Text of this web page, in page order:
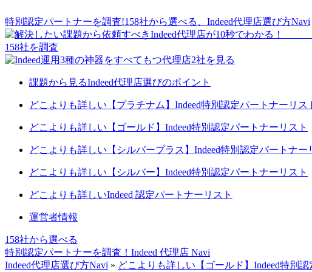
特別認定パートナーを調査!158社から選べる、 Indeed代理店選び方Navi
158社を調査
課題から見るIndeed代理店選びのポイント
どこよりも詳しい【プラチナム】Indeed特別認定パートナーリス
どこよりも詳しい【ゴールド】Indeed特別認定パートナーリスト
どこよりも詳しい【シルバープラス】Indeed特別認定パートナー
どこよりも詳しい【シルバー】Indeed特別認定パートナーリスト
どこよりも詳しいIndeed 認定パートナーリスト
運営者情報
158社から選べる
特別認定パートナーを調査！ Indeed 代理店 Navi
Indeed代理店選び方Navi » どこよりも詳しい【ゴールド】Indeed特別